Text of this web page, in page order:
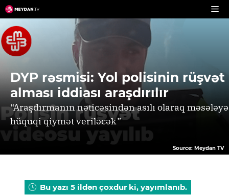
Skip
to
content
DYP rəsmisi: Yol polisinin rüşvət
alması iddiası araşdırılır
“Araşdırmanın nəticəsindən asılı olaraq məsələyə
hüquqi qiymət veriləcək”
Source: Meydan TV
Bu yazı 5 ildən çoxdur ki, yayımlanıb.